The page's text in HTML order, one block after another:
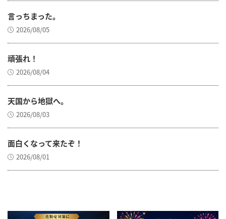
言っちまった。
2026/08/05
頑張れ！
2026/08/04
天国から地獄へ。
2026/08/03
面白くなって来たぞ！
2026/08/01